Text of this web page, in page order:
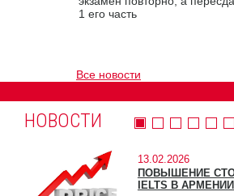
1 его часть
Все новости
НОВОСТИ
13.02.2026
ПОВЫШЕНИЕ
IELTS В